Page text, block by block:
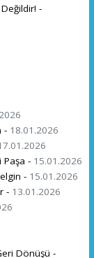
-
- 18.01.2026
Paşa - 15.01.2026
- 15.01.2026
- 13.01.2026
Dönüşü -